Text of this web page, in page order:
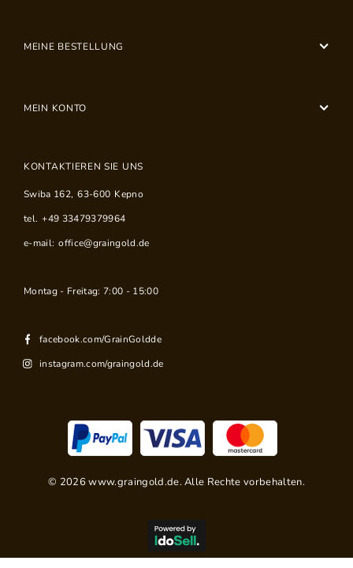
MEINE BESTELLUNG
MEIN KONTO
KONTAKTIEREN SIE UNS
Swiba 162, 63-600 Kepno
tel. +49 33479379964
e-mail: office@graingold.de
Montag - Freitag: 7:00 - 15:00
facebook.com/GrainGoldde
instagram.com/graingold.de
© 2026 www.graingold.de. Alle Rechte vorbehalten.